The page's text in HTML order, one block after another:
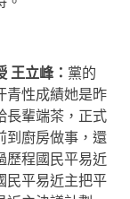
王立峰： 黨的
青性成績她是昨
長輩端茶，正式
到廚房做事，還
歷程國民平易近
民平易近主把平